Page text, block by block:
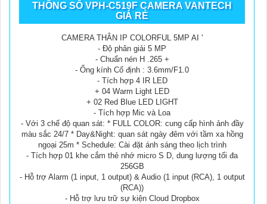
THÔNG SỐ VPH-C519F CAMERA VANTECH
GIÁ RẺ
CAMERA THÂN IP COLORFUL 5MP AI '
- Độ phân giải 5 MP
- Chuẩn nén H .265 +
- Ống kính Cố định : 3.6mm/F1.0
- Tích hợp 4 IR LED
+ 04 Warm Light LED
+ 02 Red Blue LED LIGHT
- Tích hợp Mic và Loa
- Với 3 chế độ quan sát: * FULL COLOR: cung cấp hình ảnh đầy
màu sắc 24/7 * Day&Night: quan sát ngày đêm với tầm xa hồng
ngoại 25m * Schedule: Cài đặt ánh sáng theo lịch trình
- Tích hợp 01 khe cắm thẻ nhớ micro S D, dung lượng tối đa
256GB
- Hỗ trợ Alarm (1 input, 1 output) & Audio (1 input (RCA), 1 output
(RCA))
- Hỗ trợ lưu trữ sự kiện Cloud Dropbox